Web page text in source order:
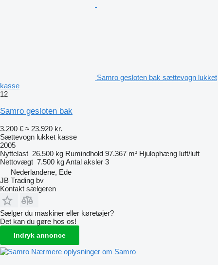
Samro gesloten bak sættevogn lukket
kasse
12
Samro gesloten bak
3.200 € ≈ 23.920 kr.
Sættevogn lukket kasse
2005
Nyttelast 26.500 kg Rumindhold 97.367 m³ Hjulophæng luft/luft
Nettovægt 7.500 kgAntal aksler 3
Nederlandene, Ede
JB Trading bv
Kontakt sælgeren
Sælger du maskiner eller køretøjer?
Det kan du gøre hos os!
Indryk annonce
Nærmere oplysninger om Samro